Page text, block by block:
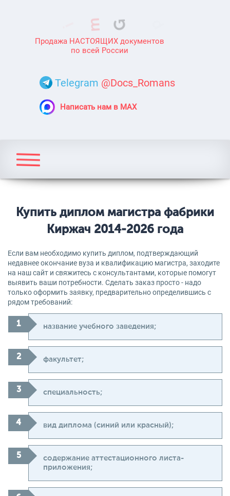
Продажа НАСТОЯЩИХ документов
по всей России
Telegram @Docs_Romans
Написать нам в MAX
Купить диплом магистра фабрики
Киржач 2014-2026 года
Если вам необходимо купить диплом, подтверждающий
недавнее окончание вуза и квалификацию магистра, заходите
на наш сайт и свяжитесь с консультантами, которые помогут
выявить ваши потребности. Сделать заказ просто - надо
только оформить заявку, предварительно определившись с
рядом требований:
название учебного заведения;
факультет;
специальность;
вид диплома (синий или красный);
содержание аттестационного листа-
приложения;